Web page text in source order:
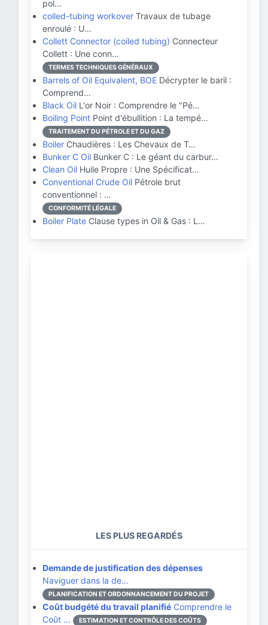
pol…
coiled-tubing workover Travaux de tubage
enroulé : U…
Collett Connector (coiled tubing) Connecteur
Collett : Une conn…
TERMES TECHNIQUES GÉNÉRAUX
Barrels of Oil Equivalent, BOE Décrypter le baril :
Comprend…
Black Oil L'or Noir : Comprendre le "Pé…
Boiling Point Point d'ébullition : La tempé…
TRAITEMENT DU PÉTROLE ET DU GAZ
Boiler Chaudières : Les Chevaux de T…
Bunker C Oil Bunker C : Le géant du carbur…
Clean Oil Huile Propre : Une Spécificat…
Conventional Crude Oil Pétrole brut
conventionnel : …
CONFORMITÉ LÉGALE
Boiler Plate Clause types in Oil & Gas : L…
LES PLUS REGARDÉS
Demande de justification des dépenses
Naviguer dans la de…
PLANIFICATION ET ORDONNANCEMENT DU PROJET
Coût budgété du travail planifié Comprendre le
Coût …
ESTIMATION ET CONTRÔLE DES COÛTS